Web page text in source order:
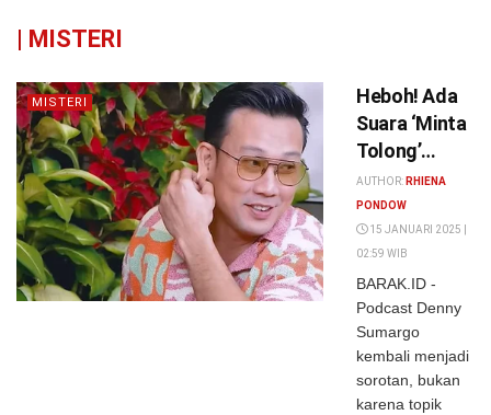
MISTERI
MISTERI
Heboh! Ada
Suara ‘Minta
Tolong’
Misterius di
Podcast
Denny
Sumargo,
Bikin
Merinding…
AUTHOR: RHIENA
PONDOW
15 JANUARI 2025 |
02:59 WIB
BARAK.ID -
Podcast Denny
Sumargo
kembali menjadi
sorotan, bukan
karena topik